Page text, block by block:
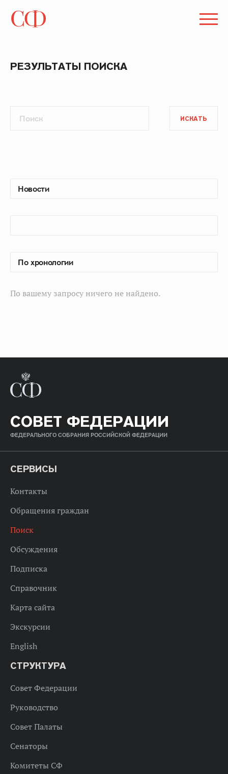
РЕЗУЛЬТАТЫ ПОИСКА
ИСКАТЬ
По вашему запросу ничего не найдено.
СОВЕТ ФЕДЕРАЦИИ
ФЕДЕРАЛЬНОГО СОБРАНИЯ РОССИЙСКОЙ ФЕДЕРАЦИИ
СЕРВИСЫ
Контакты
Обращения граждан
Поиск
Обсуждения
Подписка
Справочник
Карта сайта
Экскурсии
English
СТРУКТУРА
Совет Федерации
Руководство
Совет Палаты
Сенаторы
Комитеты СФ